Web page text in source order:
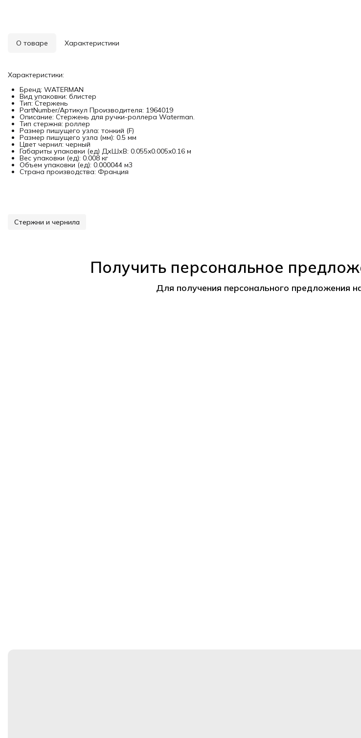
О товаре Характеристики
Характеристики:
Бренд: WATERMAN
Вид упаковки: блистер
Тип: Стержень
PartNumber/Артикул Производителя: 1964019
Описание: Стержень для ручки-роллера Waterman.
Тип стержня: роллер
Размер пишущего узла: тонкий (F)
Размер пишущего узла (мм): 0.5 мм
Цвет чернил: черный
Габариты упаковки (ед) ДхШхВ: 0.055x0.005x0.16 м
Вес упаковки (ед): 0.008 кг
Объем упаковки (ед): 0.000044 м3
Страна производства: Франция
Стержни и чернила
Получить персональное
Для получения персонального предложения